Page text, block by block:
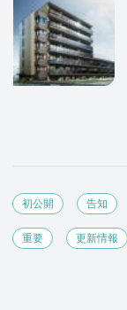
初公開 告知
重要 更新情報